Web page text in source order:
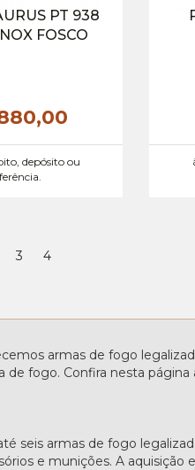
PT 938
FOSCO
00
depósito ou
3 4
armas de fogo
de fogo. Confira nesta
seis armas de fogo
e munições. A aquisição